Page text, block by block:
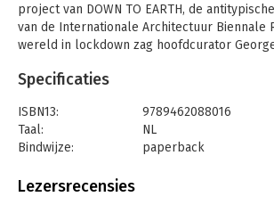
project van DOWN TO EARTH, de
van de Internationale Architectuur Biennale
wereld in lockdown zag hoofdcurator
zich te concentreren op het openvouwen
energietransitie en wateropgave in te zetten
concrete oplossingen te vinden om de
ontwikkelingsdoelen van de
Specificaties
ISBN13:
9789462088016
Taal:
NL
Bindwijze:
paperback
Uitgever:
Lezersrecensies